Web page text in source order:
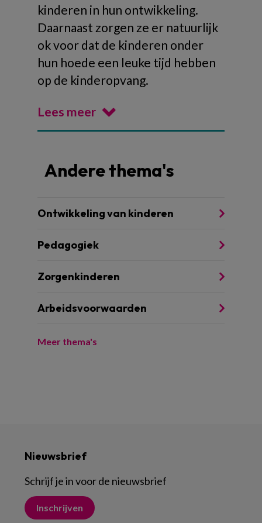
kinderen in hun ontwikkeling.
Daarnaast zorgen ze er natuurlijk
ok voor dat de kinderen onder
hun hoede een leuke tijd hebben
op de kinderopvang.
Lees meer
Andere thema's
Ontwikkeling van kinderen
Pedagogiek
Zorgenkinderen
Arbeidsvoorwaarden
Meer thema's
Nieuwsbrief
Schrijf je in voor de nieuwsbrief
Inschrijven